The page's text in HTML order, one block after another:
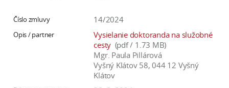
14/2024
Vysielanie doktoranda na služobné
cesty (pdf / 1.73 MB)
Mgr. Paula Pillárová
Vyšný Klátov 58, 044 12 Vyšný
Klátov